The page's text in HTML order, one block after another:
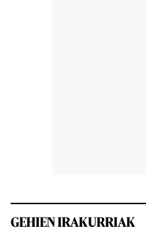
GEHIEN IRAKURRIAK